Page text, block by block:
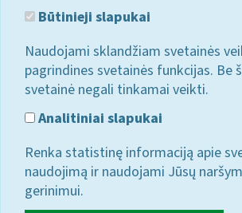
Būtinieji slapukai
Naudojami sklandžiam svetainės
pagrindines svetainės funkcijas. Be
svetainė negali tinkamai veikti.
Analitiniai slapukai
Renka statistinę informaciją apie
naudojimą ir naudojami Jūsų
gerinimui.